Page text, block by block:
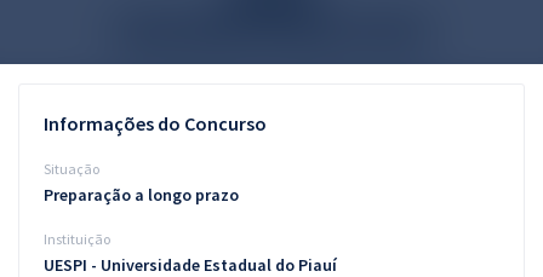
Conteúdo gratuito
Blog
Informações do Concurso
Situação
Preparação a longo prazo
Instituição
UESPI - Universidade Estadual do Piauí